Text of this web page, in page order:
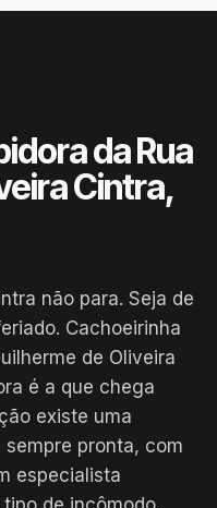
da Rua
Cintra,
não para. Seja de
Cachoeirinha
de Oliveira
é a que chega
existe uma
pronta, com
especialista
de